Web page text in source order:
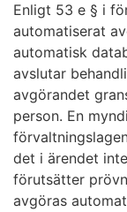
Enligt 53 e § i
automatiserat
automatisk
avslutar
avgörandet
person. En
det i ärendet
förutsätter
avgöras